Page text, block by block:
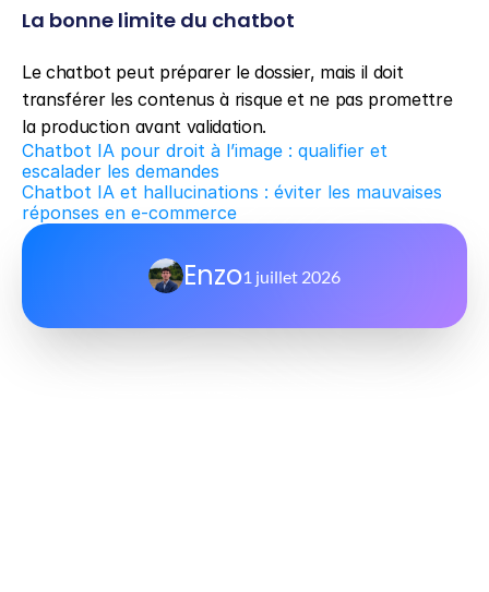
La bonne limite du chatbot
Le chatbot peut préparer le dossier, mais il doit
transférer les contenus à risque et ne pas promettre
la production avant validation.
Chatbot IA pour droit à l’image : qualifier et
escalader les demandes
Chatbot IA et hallucinations : éviter les mauvaises
réponses en e-commerce
Enzo1 juillet 2026